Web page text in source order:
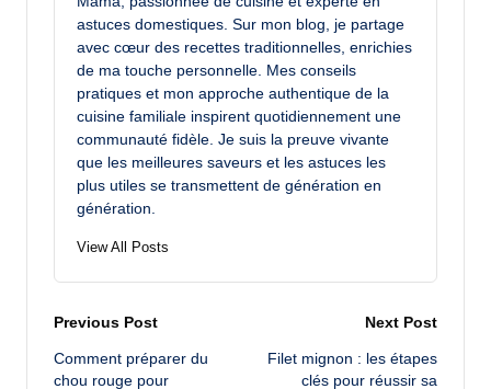
astuces domestiques. Sur mon blog, je partage
avec cœur des recettes traditionnelles, enrichies
de ma touche personnelle. Mes conseils
pratiques et mon approche authentique de la
cuisine familiale inspirent quotidiennement une
communauté fidèle. Je suis la preuve vivante
que les meilleures saveurs et les astuces les
plus utiles se transmettent de génération en
génération.
View All Posts
Post
navigation
Previous Post
Comment préparer du
chou rouge pour
Next Post
Filet mignon : les étapes
clés pour réussir sa